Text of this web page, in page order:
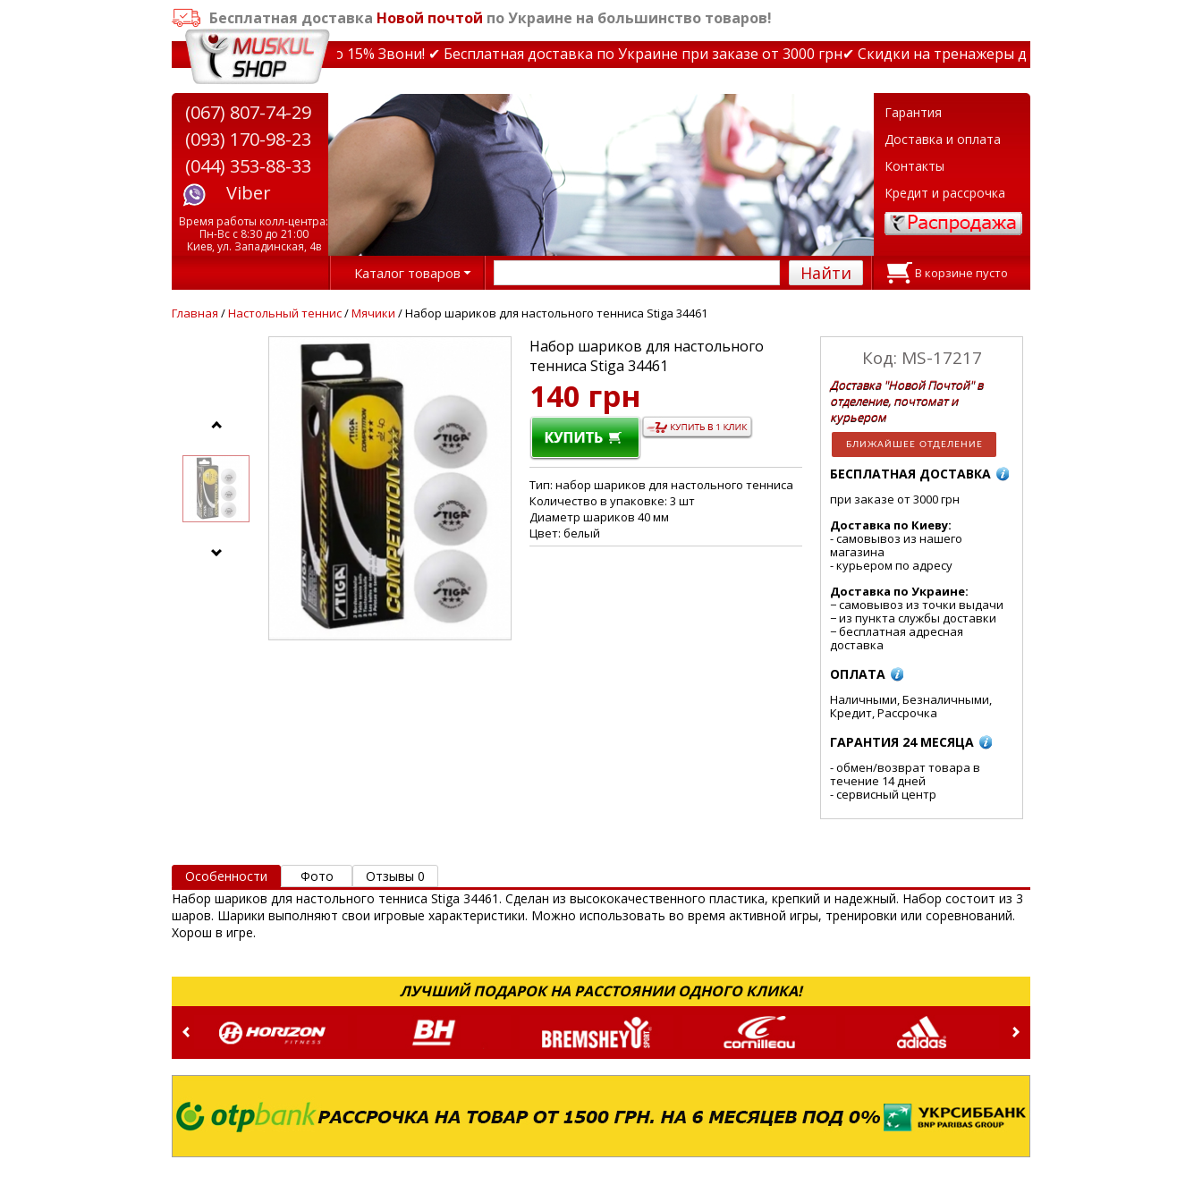
Бесплатная доставка Новой почтой по Украине на большинство товаров!
✔ Скидки на тренажеры до 15% Звони! ✔ Бесплатная доставка по Украине при заказе от 3000 грн✔ Скидки на тренажеры до 15% Звони! ✔
Гарантия
Доставка и оплата
Контакты
Кредит и рассрочка
(067) 807-74-29
(093) 170-98-23
(044) 353-88-33
Viber
Время работы колл-центра:
Пн-Вс с 8:30 до 21:00
Киев, ул. Западинская, 4в
Каталог товаров Найти В корзине пусто
Главная /Настольный теннис/Мячики / Набор шариков для настольного тенниса Stiga 34461
Набор шариков для настольного
тенниса Stiga 34461
140 грн
Тип: набор шариков для настольного тенниса
Количество в упаковке: 3 шт
Диаметр шариков 40 мм
Цвет: белый
Код: MS-17217
Доставка "Новой Почтой" в
отделение, почтомат и
курьером
БЛИЖАЙШЕЕ ОТДЕЛЕНИЕ
БЕСПЛАТНАЯ ДОСТАВКА
при заказе от 3000 грн
Доставка по Киеву:
- cамовывоз из нашего
магазина
- курьером по адресу
Доставка по Украине:
− самовывоз из точки выдачи
− из пункта службы доставки
− бесплатная адресная
доставка
ОПЛАТА
Наличными, Безналичными,
Кредит, Рассрочка
ГАРАНТИЯ 24 МЕСЯЦА
- обмен/возврат товара в
течение 14 дней
- сервисный центр
Особенности Фото
Отзывы 0
Набор шариков для настольного тенниса Stiga 34461. Сделан из высококачественного пластика, крепкий и надежный. Набор состоит из 3
шаров. Шарики выполняют свои игровые характеристики. Можно использовать во время активной игры, тренировки или соревнований.
Хорош в игре.
ЛУЧШИЙ ПОДАРОК НА РАССТОЯНИИ ОДНОГО КЛИКА!